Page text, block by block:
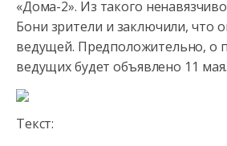
«Дома-2». Из такого
Бони зрители и заключили, что
ведущей. Предположительно, о
ведущих будет объявлено 11
Текст: